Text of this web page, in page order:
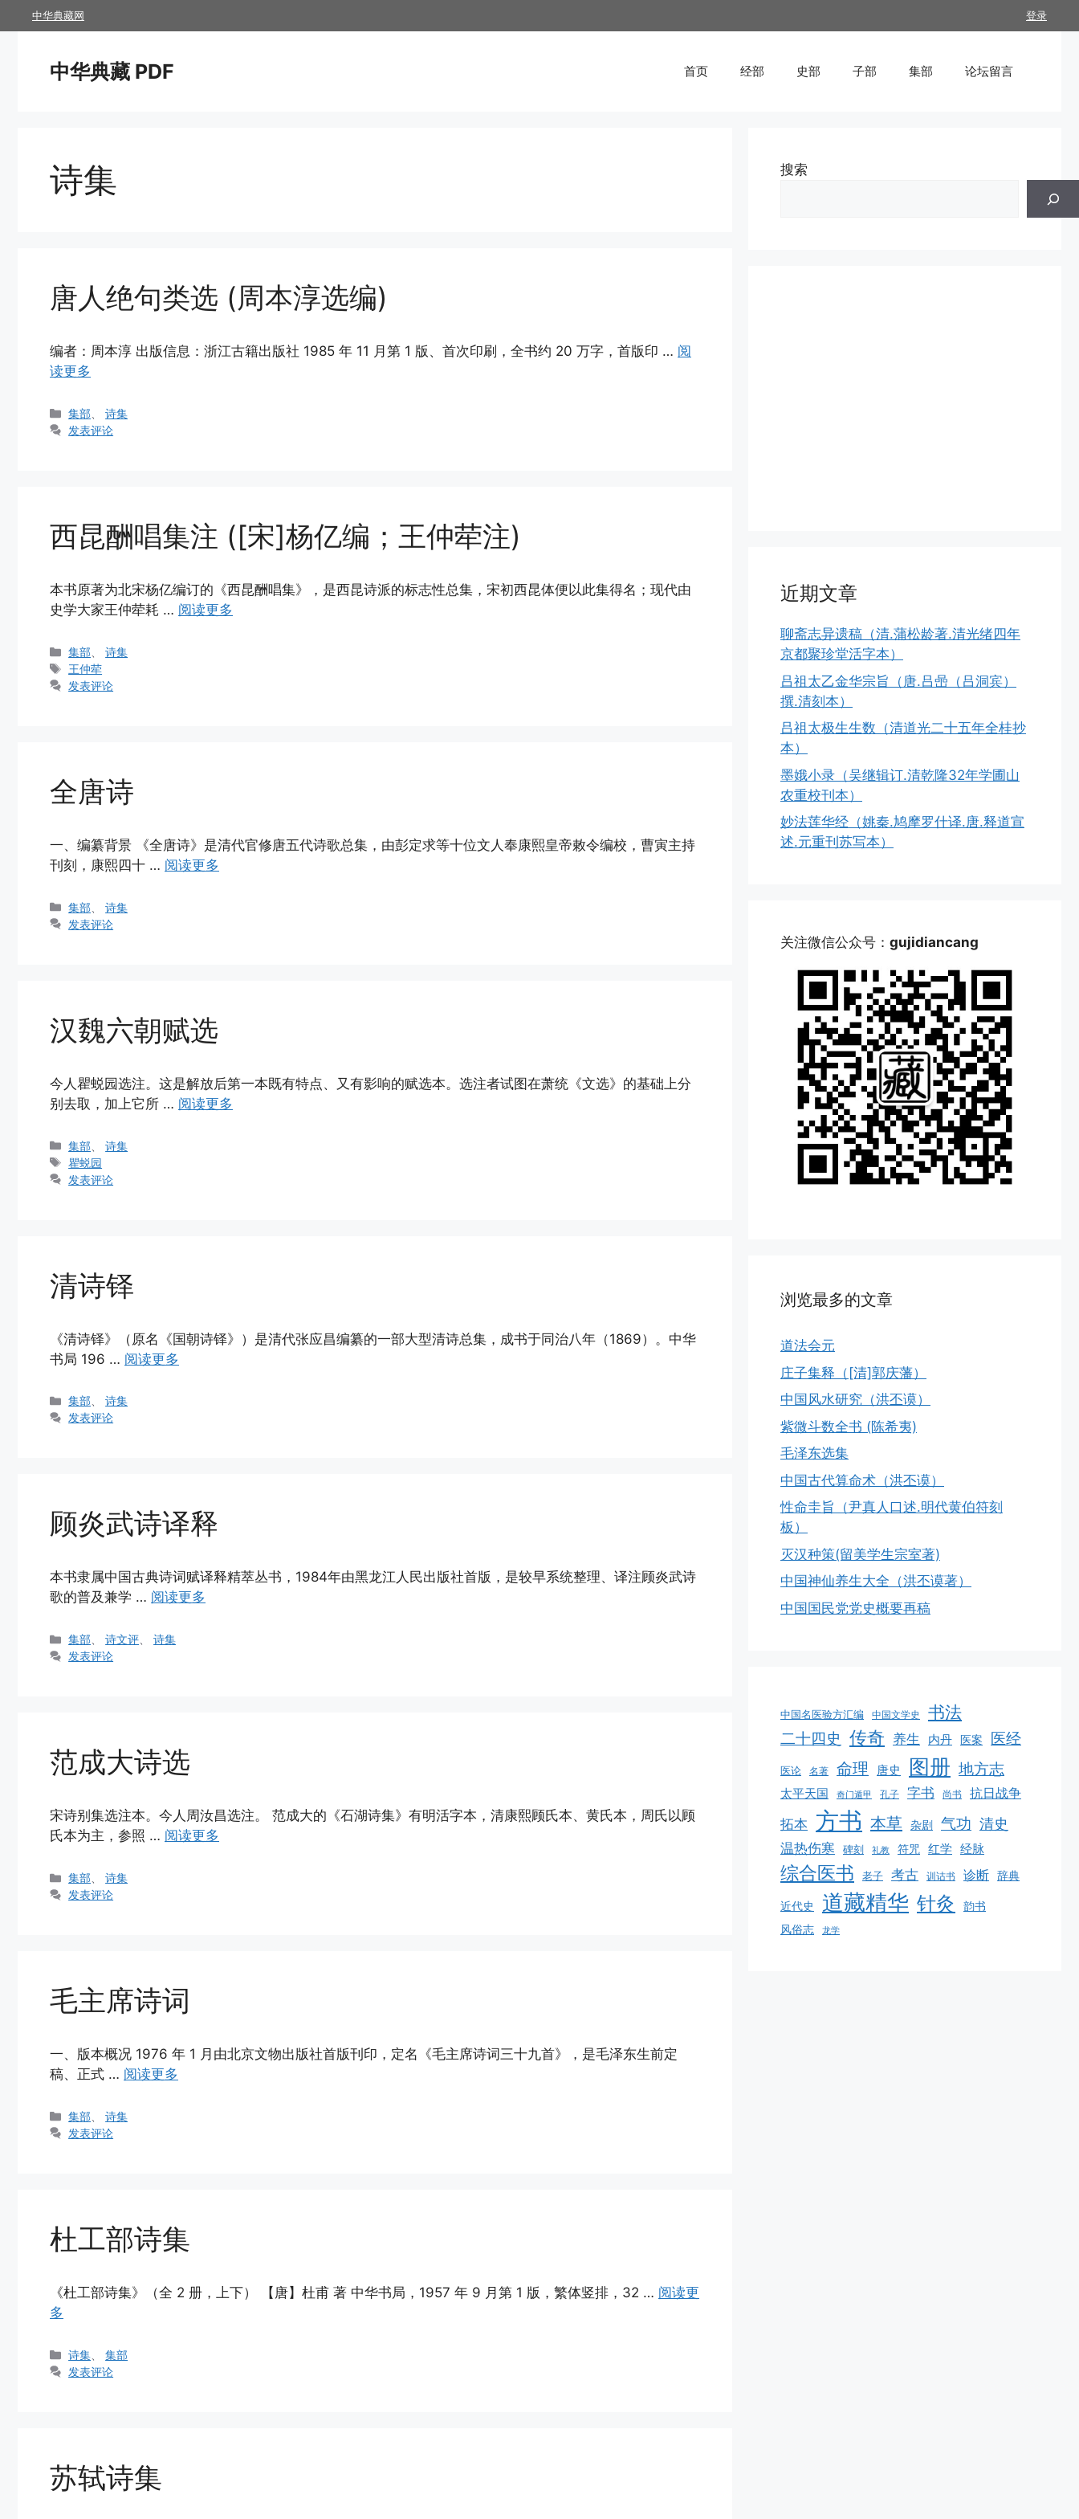
至
登录
中华典藏网
中华典藏 PDF 首页 经部 史部 子部 集部 论坛留言
诗集
唐人绝句类选 (周本淳选编)
编者：周本淳 出版信息：浙江古籍出版社 1985 年 11 月第 1 版、首次印刷，全书约 20 万字，首版印 … 阅
读更多
分
类
集部 、诗集
发表评论
西昆酬唱集注 ([宋]杨亿编；王仲荦注)
本书原著为北宋杨亿编订的《西昆酬唱集》，是西昆诗派的标志性总集，宋初西昆体便以此集得名；现代由
史学大家王仲荦耗 … 阅读更多
分
类
集部 、诗集
标
签
王仲荦
发表评论
全唐诗
一、编纂背景 《全唐诗》是清代官修唐五代诗歌总集，由彭定求等十位文人奉康熙皇帝敕令编校，曹寅主持
刊刻，康熙四十 … 阅读更多
分
类
集部 、诗集
发表评论
汉魏六朝赋选
今人瞿蜕园选注。这是解放后第一本既有特点、又有影响的赋选本。选注者试图在萧统《文选》的基础上分
别去取，加上它所 … 阅读更多
分
类
集部 、诗集
标
签
瞿蜕园
发表评论
清诗铎
《清诗铎》（原名《国朝诗铎》）是清代张应昌编纂的一部大型清诗总集，成书于同治八年（1869）。中华
书局 196 … 阅读更多
分
类
集部、诗集
发表评论
顾炎武诗译释
本书隶属中国古典诗词赋译释精萃丛书，1984年由黑龙江人民出版社首版，是较早系统整理、译注顾炎武诗
歌的普及兼学 … 阅读更多
分
类
集部 、诗文评 、诗集
发表评论
范成大诗选
宋诗别集选注本。今人周汝昌选注。 范成大的《石湖诗集》有明活字本，清康熙顾氏本、黄氏本，周氏以顾
氏本为主，参照 … 阅读更多
分
类
集部 、诗集
发表评论
毛主席诗词
一、版本概况 1976 年 1 月由北京文物出版社首版刊印，定名《毛主席诗词三十九首》，是毛泽东生前定
稿、正式 … 阅读更多
分
类
集部 、诗集
发表评论
杜工部诗集
《杜工部诗集》（全 2 册，上下） 【唐】杜甫 著 中华书局，1957 年 9 月第 1 版，繁体竖排，32 … 阅读更
多
分
类
诗集 、集部
发表评论
苏轼诗集
搜索
近期文章
聊斋志异遗稿（清.蒲松龄著.清光绪四年
京都聚珍堂活字本）
吕祖太乙金华宗旨（唐.吕喦（吕洞宾）
撰.清刻本）
吕祖太极生生数（清道光二十五年全桂抄
本）
墨娥小录（吴继辑订.清乾隆32年学圃山
农重校刊本）
妙法莲华经（姚秦.鸠摩罗什译.唐.释道宣
述.元重刊苏写本）
关注微信公众号： gujidiancang
浏览最多的文章
道法会元
庄子集释（[清]郭庆藩）
中国风水研究（洪丕谟）
紫微斗数全书 (陈希夷)
毛泽东选集
中国古代算命术（洪丕谟）
性命圭旨（尹真人口述.明代黄伯符刻
板）
灭汉种策(留美学生宗室著)
中国神仙养生大全（洪丕谟著）
中国国民党党史概要再稿
中国名医验方汇编 中国文学史 书法
二十四史 传奇 养生 内丹 医案 医经
医论 名著 命理 唐史 图册 地方志
太平天国 奇门遁甲 孔子 字书 尚书 抗日战争
拓本 方书 本草 杂剧 气功 清史
温热伤寒 碑刻 礼教 符咒 红学 经脉
综合医书 老子 考古 训诂书 诊断 辞典
近代史 道藏精华 针灸 韵书
风俗志 龙学